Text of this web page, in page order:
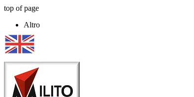
top of page
Altro